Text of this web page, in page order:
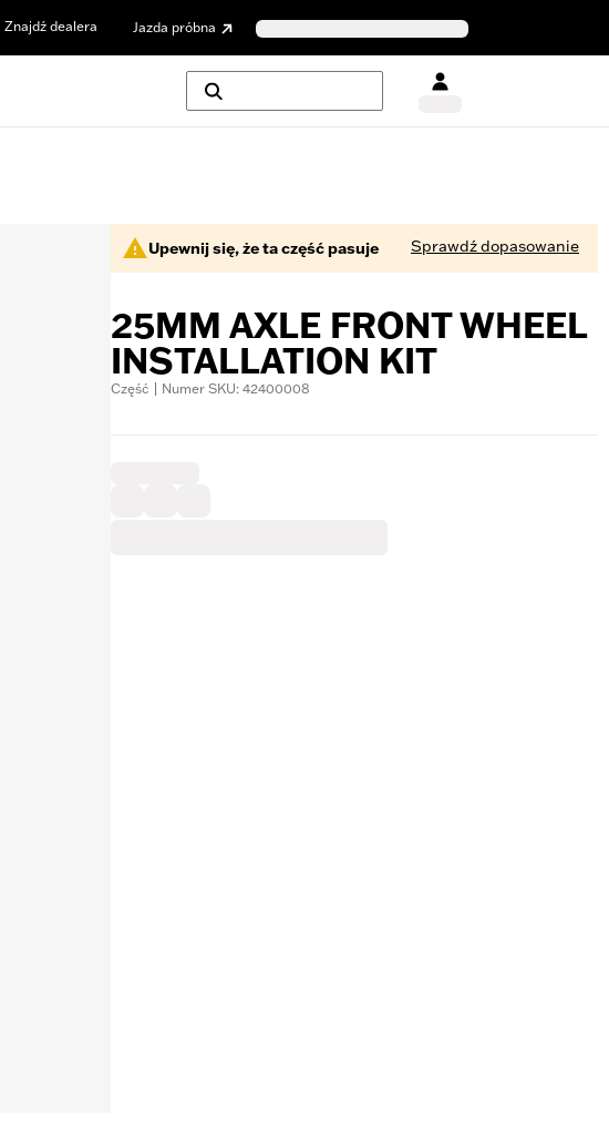
Znajdź dealera Jazda próbna
Upewnij się, że ta część pasuje Sprawdź dopasowanie
25MM AXLE FRONT WHEEL
INSTALLATION KIT
Część | Numer SKU: 42400008